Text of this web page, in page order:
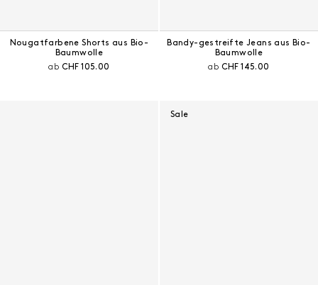
Nougatfarbene Shorts aus Bio-
Baumwolle
ab Aktueller Preis:
CHF 105.00
Bandy-gestreifte Jeans aus Bio-
Baumwolle
ab Aktueller Preis:
CHF 145.00
Sale